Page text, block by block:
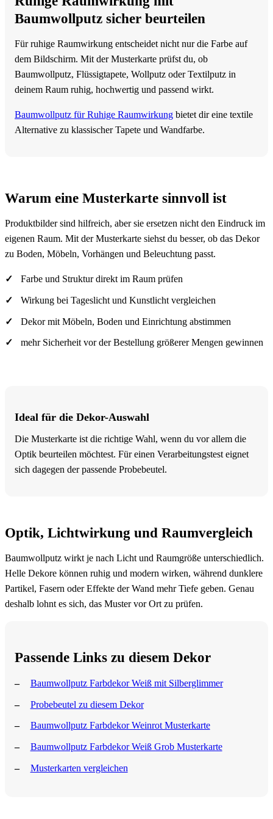
Baumwollputz sicher beurteilen
Für ruhige Raumwirkung entscheidet nicht nur die Farbe auf
dem Bildschirm. Mit der Musterkarte prüfst du, ob
Baumwollputz, Flüssigtapete, Wollputz oder Textilputz in
deinem Raum ruhig, hochwertig und passend wirkt.
Baumwollputz für Ruhige Raumwirkung bietet dir eine textile
Alternative zu klassischer Tapete und Wandfarbe.
Warum eine Musterkarte sinnvoll ist
Produktbilder sind hilfreich, aber sie ersetzen nicht den Eindruck im
eigenen Raum. Mit der Musterkarte siehst du besser, ob das Dekor
zu Boden, Möbeln, Vorhängen und Beleuchtung passt.
Farbe und Struktur direkt im Raum prüfen
Wirkung bei Tageslicht und Kunstlicht vergleichen
Dekor mit Möbeln, Boden und Einrichtung abstimmen
mehr Sicherheit vor der Bestellung größerer Mengen gewinnen
Ideal für die Dekor-Auswahl
Die Musterkarte ist die richtige Wahl, wenn du vor allem die
Optik beurteilen möchtest. Für einen Verarbeitungstest eignet
sich dagegen der passende Probebeutel.
Optik, Lichtwirkung und Raumvergleich
Baumwollputz wirkt je nach Licht und Raumgröße unterschiedlich.
Helle Dekore können ruhig und modern wirken, während dunklere
Partikel, Fasern oder Effekte der Wand mehr Tiefe geben. Genau
deshalb lohnt es sich, das Muster vor Ort zu prüfen.
Passende Links zu diesem Dekor
Baumwollputz Farbdekor Weiß mit Silberglimmer
Probebeutel zu diesem Dekor
Baumwollputz Farbdekor Weinrot Musterkarte
Baumwollputz Farbdekor Weiß Grob Musterkarte
Musterkarten vergleichen